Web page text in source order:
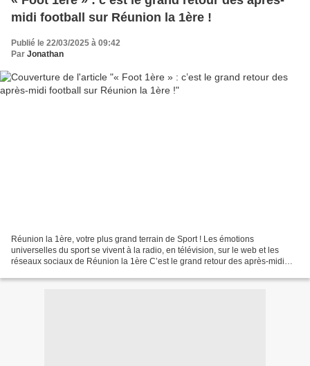
midi football sur Réunion la 1ère !
Publié le 22/03/2025 à 09:42
Par Jonathan
Réunion la 1ère, votre plus grand terrain de Sport ! Les émotions
universelles du sport se vivent à la radio, en télévision, sur le web et les
réseaux sociaux de Réunion la 1ère C’est le grand retour des après-midi